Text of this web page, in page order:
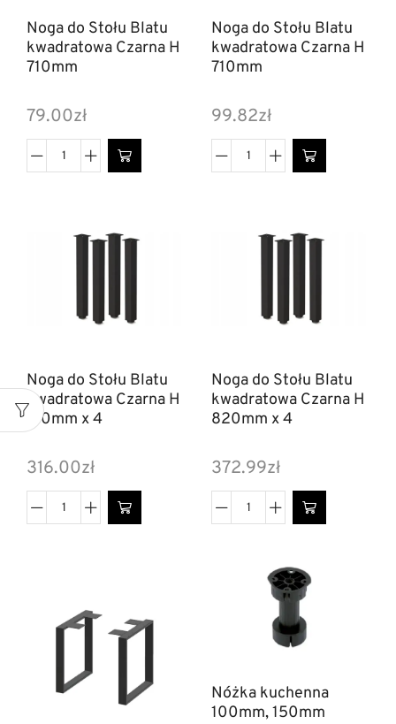
Noga do Stołu Blatu
kwadratowa Czarna H
710mm
79.00zł
Noga do Stołu Blatu
kwadratowa Czarna H
710mm
99.82zł
Noga do Stołu Blatu
kwadratowa Czarna H
710mm x 4
316.00zł
Noga do Stołu Blatu
kwadratowa Czarna H
820mm x 4
372.99zł
Nóżka kuchenna
100mm, 150mm